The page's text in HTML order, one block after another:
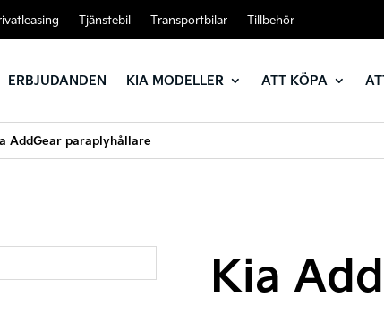
Tjänstebil Transportbilar Tillbehör
ERBJUDANDEN KIA MODELLER ATT KÖPA
AddGear paraplyhållare
Kia